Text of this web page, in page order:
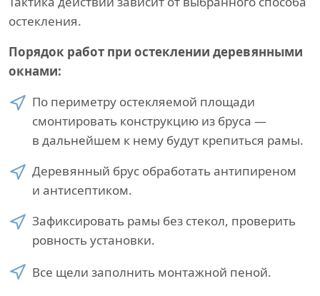
остекления.
Порядок работ при остеклении деревянными
окнами:
По периметру остекляемой площади
смонтировать конструкцию из бруса —
в дальнейшем к нему будут крепиться рамы.
Деревянный брус обработать антипиреном
и антисептиком.
Зафиксировать рамы без стекол, проверить
ровность установки.
Все щели заполнить монтажной пеной.